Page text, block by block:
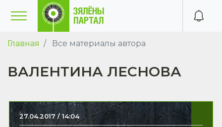
Главная Все материалы автора
ВАЛЕНТИНА ЛЕСНОВА
27.04.2017 / 14:04